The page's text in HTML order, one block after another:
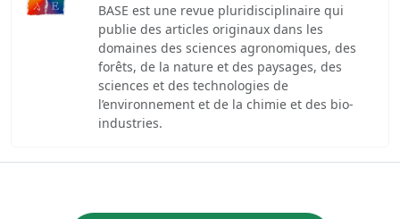
BASE est une revue pluridisciplinaire qui
publie des articles originaux dans les
domaines des sciences agronomiques, des
forêts, de la nature et des paysages, des
sciences et des technologies de
l’environnement et de la chimie et des bio-
industries.